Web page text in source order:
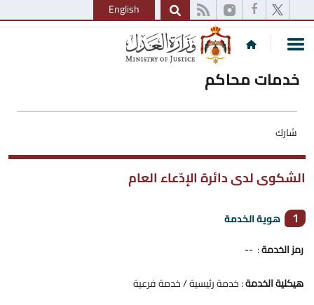
English
خدمات محاكم
شارك
الشكوى لدى دائرة الإدّعاء العام
1
هوية الخدمة
رمز الخدمة: --
هيكلية الخدمة: خدمة رئيسية / خدمة فرعية